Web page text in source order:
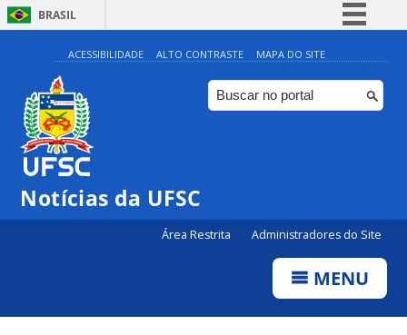
BRASIL
Simplifique!
Comunica BR
Participe
ACESSIBILIDADE ALTO CONTRASTE MAPA DO SITE
Notícias da UFSC
Área Restrita Administradores do Site
MENU